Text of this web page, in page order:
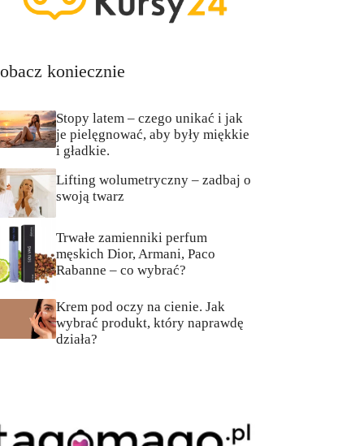
koniecznie
Stopy latem – czego unikać i jak
je pielęgnować, aby były miękkie
i gładkie.
Lifting wolumetryczny – zadbaj o
swoją twarz
Trwałe zamienniki perfum
męskich Dior, Armani, Paco
Rabanne – co wybrać?
Krem pod oczy na cienie. Jak
wybrać produkt, który naprawdę
działa?